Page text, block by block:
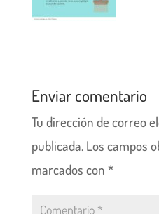
Enviar comentario
Tu dirección de correo
publicada. Los campos
marcados con *